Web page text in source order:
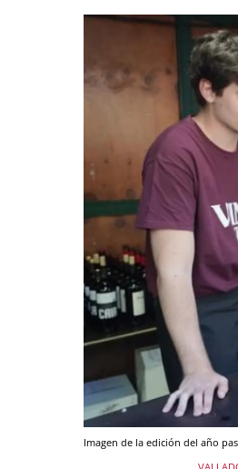
Imagen de la edición del año